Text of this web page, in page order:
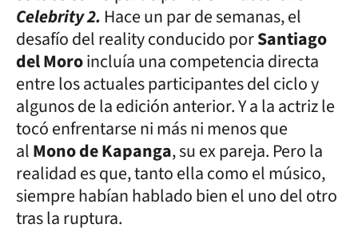
Celebrity 2. Hace un par de semanas, el
desafío del reality conducido porSantiago
del Moroincluía una competencia directa
entre los actuales participantes del ciclo y
algunos de la edición anterior. Y a la actriz le
tocó enfrentarse ni más ni menos que
alMono de Kapanga, su ex pareja. Pero la
realidad es que, tanto ella como el músico,
siempre habían hablado bien el uno del otro
tras la ruptura.